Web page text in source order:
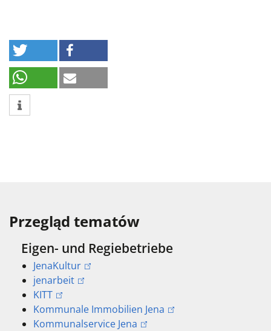
Przegląd tematów
Eigen- und Regiebetriebe
JenaKultur
jenarbeit
KITT
Kommunale Immobilien Jena
Kommunalservice Jena